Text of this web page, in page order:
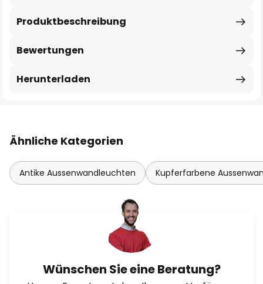
Produktbeschreibung
Bewertungen
Herunterladen
Ähnliche Kategorien
Antike Aussenwandleuchten Kupferfarbene
Wünschen Sie eine Beratung?